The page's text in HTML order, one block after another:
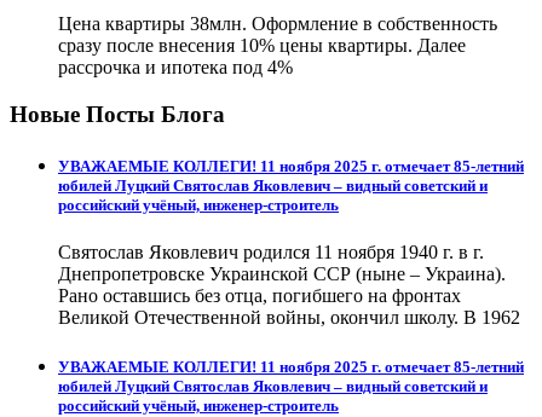
Цена квартиры 38млн. Оформление в собственность
сразу после внесения 10% цены квартиры. Далее
рассрочка и ипотека под 4%
Новые Посты Блога
УВАЖАЕМЫЕ КОЛЛЕГИ! 11 ноября 2025 г. отмечает 85-летний
юбилей Луцкий Святослав Яковлевич – видный советский и
российский учёный, инженер-строитель
Святослав Яковлевич родился 11 ноября 1940 г. в г.
Днепропетровске Украинской ССР (ныне – Украина).
Рано оставшись без отца, погибшего на фронтах
Великой Отечественной войны, окончил школу. В 1962
УВАЖАЕМЫЕ КОЛЛЕГИ! 11 ноября 2025 г. отмечает 85-летний
юбилей Луцкий Святослав Яковлевич – видный советский и
российский учёный, инженер-строитель